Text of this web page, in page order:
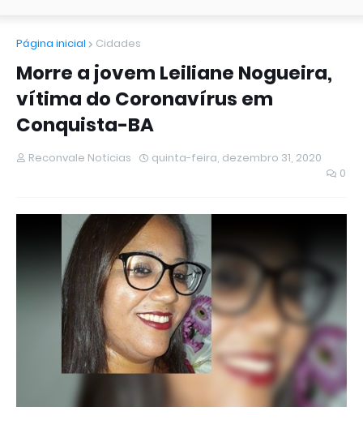
Página inicial Cidades
Morre a jovem Leiliane Nogueira,
vítima do Coronavírus em
Conquista-BA
Reconvale Noticias
quinta-feira, dezembro 31, 2020
0